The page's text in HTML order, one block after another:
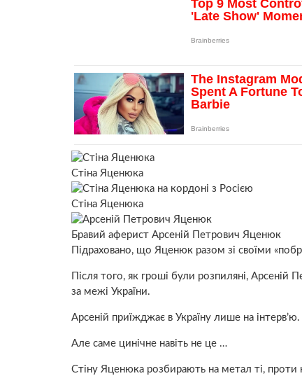
Стіна Яценюка
Стіна Яценюка
Бравий аферист Арсеній Петрович Яценюк
Підраховано, що Яценюк разом зі своїми
Після того, як гроші були розпиляні,
за межі України.
Арсеній приїжджає в Україну лише на інтерв’ю.
Але саме цинічне навіть не це …
Стіну Яценюка розбирають на метал ті, проти